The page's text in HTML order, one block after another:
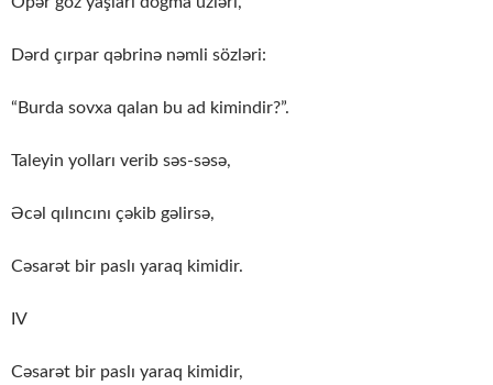
Dərd çırpar qəbrinə nəmli sözləri:
“Burda sovxa qalan bu ad kimindir?”.
Taleyin yolları verib səs-səsə,
Əcəl qılıncını çəkib gəlirsə,
Cəsarət bir paslı yaraq kimidir.
IV
Cəsarət bir paslı yaraq kimidir,